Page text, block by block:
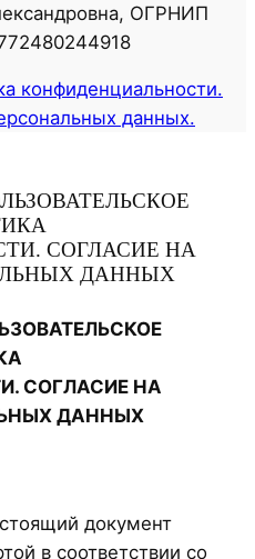
ОГРНИП
конфиденциальности.
данных.
СОГЛАСИЕ НА
ДАННЫХ
СОГЛАСИЕ НА
ДАННЫХ
документ
в соответствии со